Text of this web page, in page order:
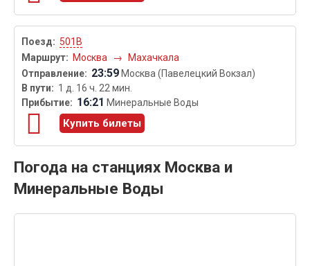
501В
Москва
→ Махачкала
23:59 Москва (Павелецкий Вокзал)
1 д. 16 ч. 22 мин.
16:21 Минеральные Воды
Купить билеты
Погода на станциях Москва и
Минеральные Воды